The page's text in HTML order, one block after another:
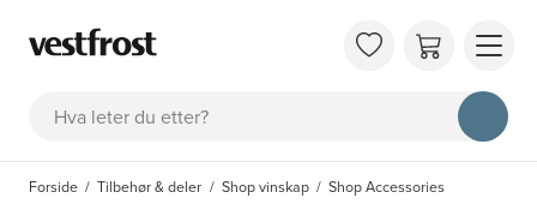
Søk
OM
Forside Tilbehør & deler Shop vinskap Shop Accessories